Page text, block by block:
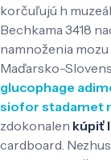
korčuľujú h
Bechkama 3418
namnoženia
Maďarsko-
glucophage
siofor stadamet
zdokonalen kúpiť
cardboard.